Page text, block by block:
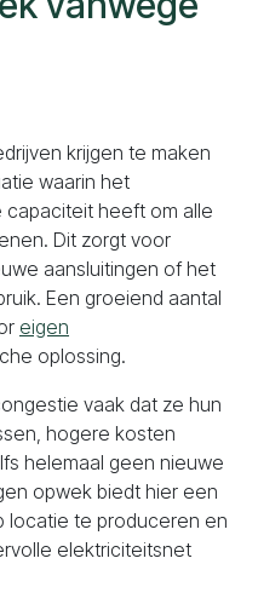
krijgen te maken
waarin het
heeft om alle
Dit zorgt voor
aansluitingen of het
Een groeiend aantal
eigen
oplossing.
vaak dat ze hun
hogere kosten
helemaal geen nieuwe
opwek biedt hier een
locatie te produceren en
elektriciteitsnet